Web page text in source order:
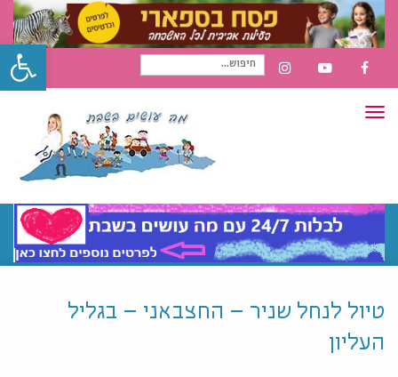
FACEBOOK
YOUTUBE
INSTAGRAM
חיפוש
תפריט
טיול לנחל שניר – החצבאני – בגליל
העליון
פתח